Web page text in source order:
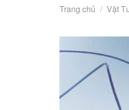
Trang chủ / Vật